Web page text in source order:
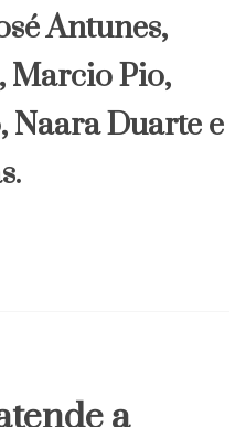
Antunes,
Marcio Pio,
Naara Duarte e
a